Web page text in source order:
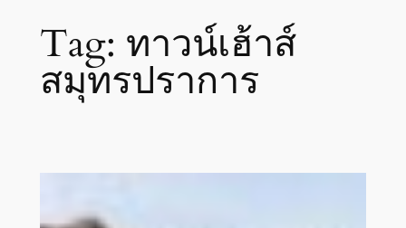
Tag: ทาวน์เฮ้าส์
สมุทรปราการ